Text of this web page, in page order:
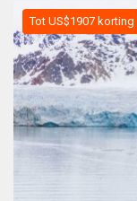
Tot US$1907 korting